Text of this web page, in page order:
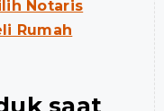
Notaris
Rumah